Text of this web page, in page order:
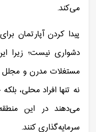
می‌کند.
پیدا کردن آپارتمان
دشواری نیست؛ زیرا
مستغلات مدرن و
نه تنها افراد محلی،
می‌دهند در این
سرمایه‌گذاری کنند.